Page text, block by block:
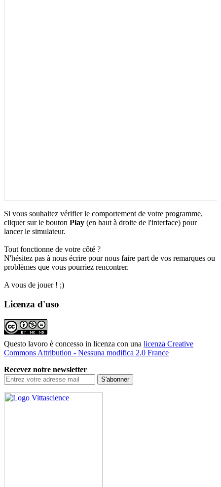
Si vous souhaitez vérifier le comportement de votre programme,
cliquer sur le bouton Play (en haut à droite de l'interface) pour
lancer le simulateur.
Tout fonctionne de votre côté ?
N'hésitez pas à nous écrire pour nous faire part de vos remarques ou
problèmes que vous pourriez rencontrer.
A vous de jouer ! ;)
Licenza d'uso
Questo lavoro è concesso in licenza con una licenza Creative
Commons Attribution - Nessuna modifica 2.0 France
Recevez notre newsletter
S'abonner